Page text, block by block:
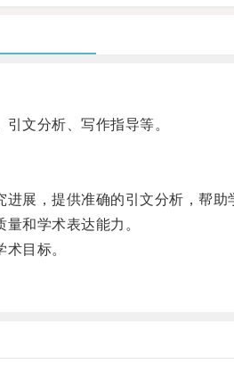
文分析、写作指导等。
，提供准确的引文分析，帮助
和学术表达能力。
目标。